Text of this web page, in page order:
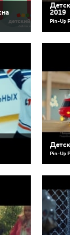
2019
Pin-Up
Pin-Up